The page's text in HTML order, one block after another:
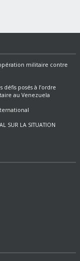
militaire contre
posés à l’ordre
au Venezuela
SUR LA SITUATION